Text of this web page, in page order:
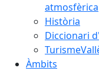
atmosfèrica
Història
Diccionari
Àmbits